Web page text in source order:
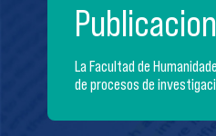
La Facultad de
de procesos de